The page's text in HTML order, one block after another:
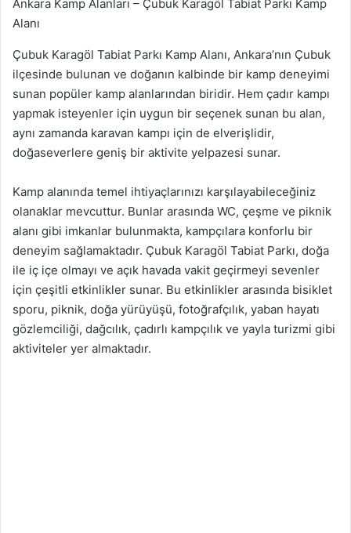
Ankara Kamp Alanları – Çubuk Karagöl Tabiat Parkı Kamp
Alanı
Çubuk Karagöl Tabiat Parkı Kamp Alanı, Ankara’nın Çubuk
ilçesinde bulunan ve doğanın kalbinde bir kamp deneyimi
sunan popüler kamp alanlarından biridir. Hem çadır kampı
yapmak isteyenler için uygun bir seçenek sunan bu alan,
aynı zamanda karavan kampı için de elverişlidir,
doğaseverlere geniş bir aktivite yelpazesi sunar.
Kamp alanında temel ihtiyaçlarınızı karşılayabileceğiniz
olanaklar mevcuttur. Bunlar arasında WC, çeşme ve piknik
alanı gibi imkanlar bulunmakta, kampçılara konforlu bir
deneyim sağlamaktadır. Çubuk Karagöl Tabiat Parkı, doğa
ile iç içe olmayı ve açık havada vakit geçirmeyi sevenler
için çeşitli etkinlikler sunar. Bu etkinlikler arasında bisiklet
sporu, piknik, doğa yürüyüşü, fotoğrafçılık, yaban hayatı
gözlemciliği, dağcılık, çadırlı kampçılık ve yayla turizmi gibi
aktiviteler yer almaktadır.